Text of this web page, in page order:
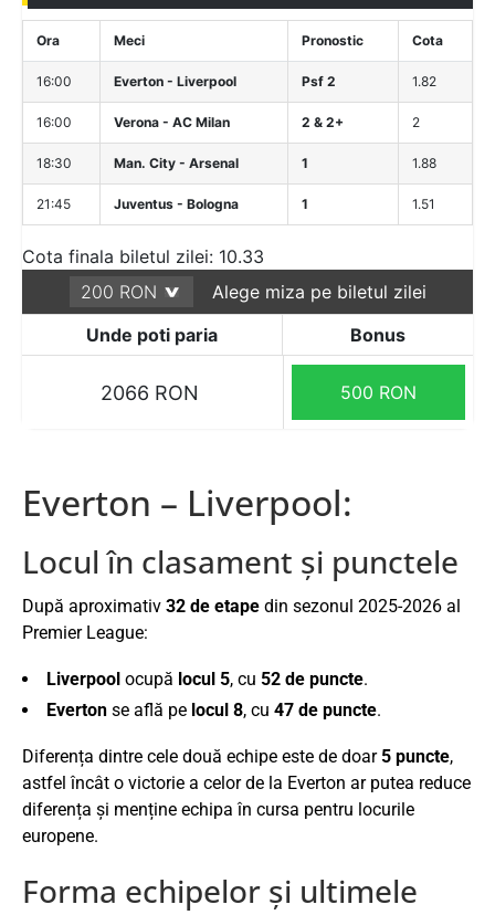
Ora Meci Pronostic Cota
16:00 Everton - Liverpool Psf 2 1.82
16:00 Verona - AC Milan 2 & 2+ 2
18:30 Man. City - Arsenal 1 1.88
21:45 Juventus - Bologna 1 1.51
Cota finala biletul zilei: 10.33
Alege miza pe biletul zilei
Unde poti paria
Bonus
2066 RON 500 RON
Everton – Liverpool:
Locul în clasament și punctele
După aproximativ 32 de etape din sezonul 2025-2026 al
Premier League:
Liverpool ocupă locul 5, cu 52 de puncte.
Everton se află pe locul 8, cu 47 de puncte.
Diferența dintre cele două echipe este de doar5 puncte,
astfel încât o victorie a celor de la Everton ar putea reduce
diferența și menține echipa în cursa pentru locurile
europene.
Forma echipelor și ultimele